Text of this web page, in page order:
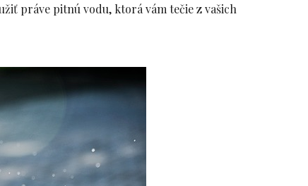
práve pitnú vodu, ktorá vám tečie z vašich